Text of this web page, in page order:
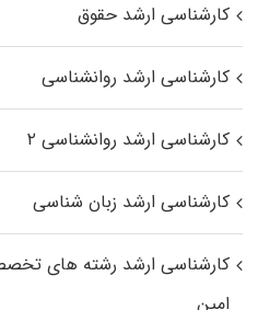
کارشناسی ارشد حقوق
کارشناسی ارشد روانشناسی
کارشناسی ارشد روانشناسی ۲
کارشناسی ارشد زبان شناسی
کارشناسی ارشد رﺷﺘﻪ ﻫﺎی
اﻣﻴﻦ